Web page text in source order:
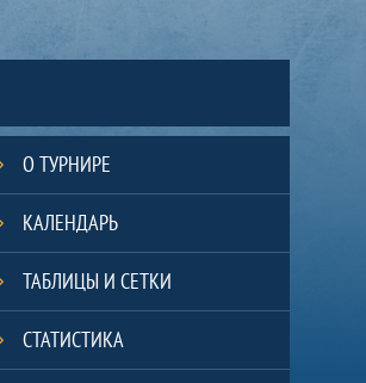
О ТУРНИРЕ
КАЛЕНДАРЬ
ТАБЛИЦЫ И СЕТКИ
СТАТИСТИКА